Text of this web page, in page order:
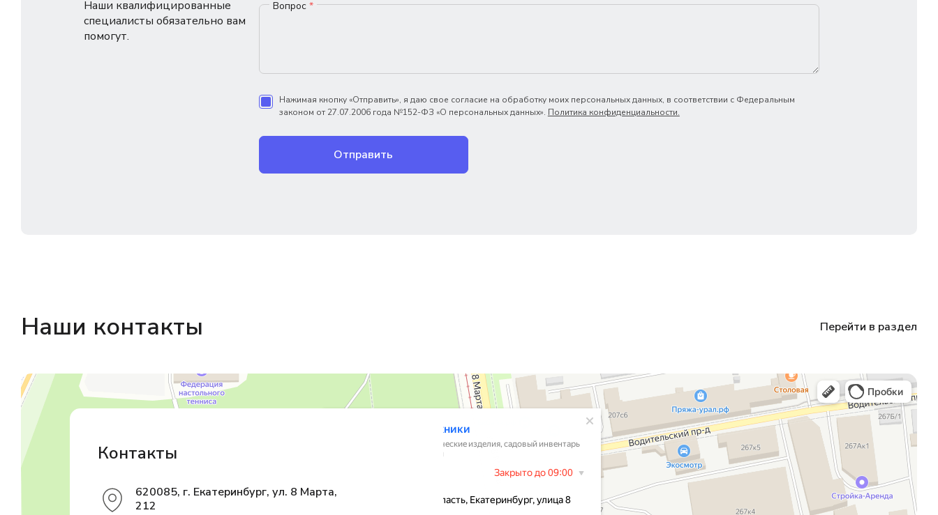
Наши квалифицированные
специалисты обязательно вам
помогут.
Вопрос *
Нажимая кнопку «Отправить», я даю свое согласие на обработку моих персональных данных, в соответствии с Федеральным
законом от 27.07.2006 года №152-ФЗ «О персональных данных». Политика конфиденциальности.
Отправить
Наши контакты Перейти в раздел
Магазин резинотехники
Резиновые и резинотехнические изделия в Екатеринбурге
Садовый инвентарь и техника в Екатеринбурге
Контакты
620085, г. Екатеринбург, ул. 8 Марта,
212